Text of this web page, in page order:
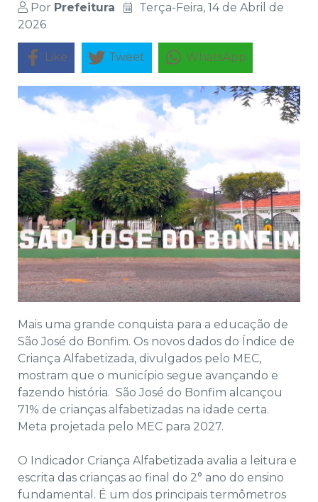
Por Prefeitura
Terça-Feira, 14 de Abril de
2026
Like Tweet WhatsApp
Mais uma grande conquista para a educação de
São José do Bonfim. Os novos dados do Índice de
Criança Alfabetizada, divulgados pelo MEC,
mostram que o município segue avançando e
fazendo história. São José do Bonfim alcançou
71% de crianças alfabetizadas na idade certa.
Meta projetada pelo MEC para 2027.
O Indicador Criança Alfabetizada avalia a leitura e
escrita das crianças ao final do 2° ano do ensino
fundamental. É um dos principais termômetros